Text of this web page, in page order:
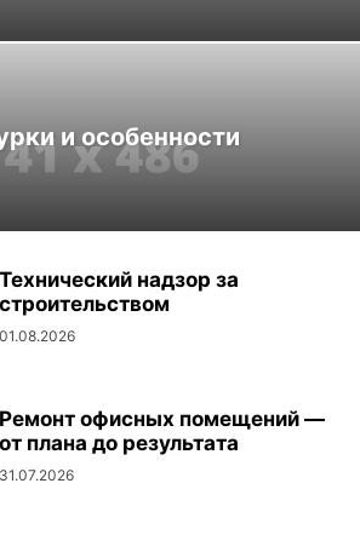
и особенности
Технический надзор за
строительством
01.08.2026
Ремонт офисных помещений —
от плана до результата
31.07.2026